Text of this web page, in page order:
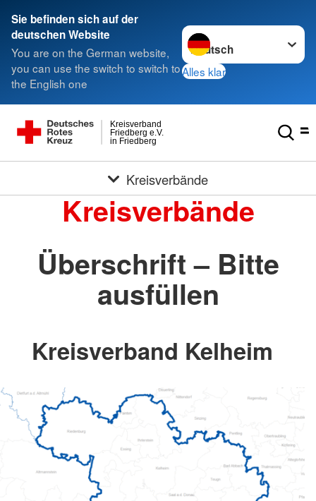
Sie befinden sich auf der
deutschen Website
You are on the German website,
you can use the switch to switch to
the English one
Sprache wechseln zu
Alles klar
in Friedberg
Friedberg e.V.
Kreisverband
Kreisverbände
Kreisverbände
Überschrift – Bitte
ausfüllen
Kreisverband Kelheim